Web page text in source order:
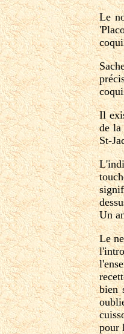
Le
Il
de la
St-
Un
Le
bien
pour